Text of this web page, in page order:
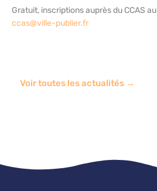
Gratuit, inscriptions auprès du CCAS au
ccas@ville-publier.fr
Voir toutes les actualités →